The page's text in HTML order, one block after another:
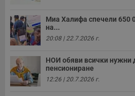
Миа Халифа спечели 650
на...
20:08 | 22.7.2026 г.
НОИ обяви всички нужни
пенсиониране
12:26 | 20.7.2026 г.